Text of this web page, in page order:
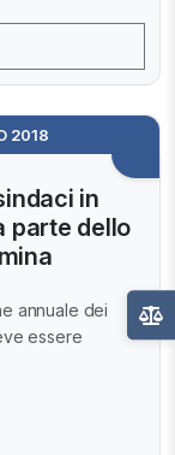
2018
in
parte dello
annuale dei
essere